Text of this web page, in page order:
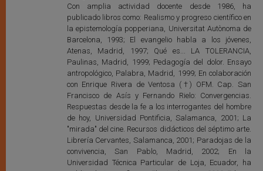
Con amplia actividad docente desde 1986, ha
publicado libros como: Realismo y progreso científico en
la epistemología popperiana, Universitat Autònoma de
Barcelona, 1993; El evangelio habla a los jóvenes,
Atenas, Madrid, 1997; Qué es... LA TOLERANCIA,
Paulinas, Madrid, 1999; Pedagogía del dolor. Ensayo
antropológico, Palabra, Madrid, 1999; En colaboración
con Enrique Rivera de Ventosa (†) OFM. Cap. San
Francisco de Asís y Fernando Rielo: Convergencias.
Respuestas desde la fe a los interrogantes del hombre
de hoy, Universidad Pontificia, Salamanca, 2001; La
"mirada" del cine. Recursos didácticos del séptimo arte.
Librería Cervantes, Salamanca, 2001; Paradojas de la
convivencia, San Pablo, Madrid, 2002; En la
Universidad Técnica Particular de Loja, Ecuador, ha